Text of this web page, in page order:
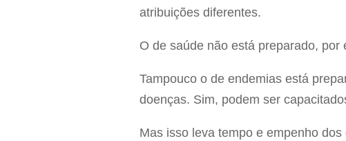
atribuições diferentes.
O de saúde não está preparado,
Tampouco o de endemias está
doenças. Sim, podem ser
Mas isso leva tempo e empenho dos